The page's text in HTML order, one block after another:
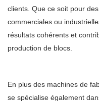
clients. Que ce soit pour
commerciales ou
résultats cohérents et
production de blocs.
En plus des machines de
se spécialise également